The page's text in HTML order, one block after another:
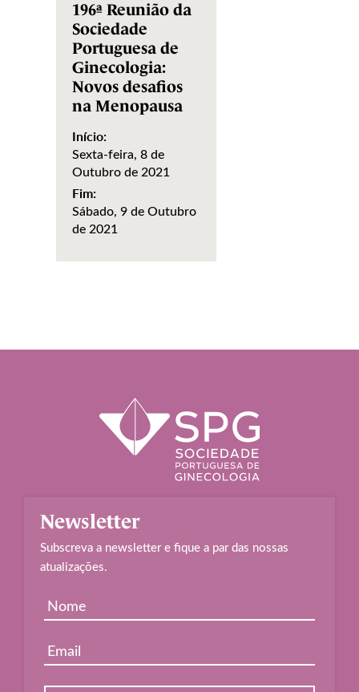
196ª Reunião da
Sociedade
Portuguesa de
Ginecologia:
Novos desafios
na Menopausa
Início:
Sexta-feira, 8 de
Outubro de 2021
Fim:
Sábado, 9 de Outubro
de 2021
Newsletter
Subscreva a newsletter e fique a par das nossas
atualizações.